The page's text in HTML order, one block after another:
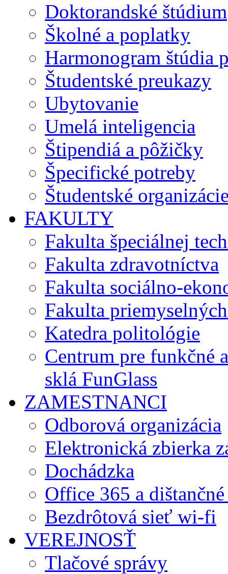
Doktorandské štúdium
Školné a poplatky
Harmonogram štúdia
Študentské preukazy
Ubytovanie
Umelá inteligencia
Štipendiá a pôžičky
Špecifické potreby
Študentské
FAKULTY
Fakulta špeciálnej
Fakulta zdravotníctva
Fakulta sociálno-
Fakulta
Katedra politológie
Centrum pre funkčné
sklá FunGlass
ZAMESTNANCI
Odborová organizácia
Elektronická zbierka
Dochádzka
Office 365 a
Bezdrôtová sieť wi-fi
VEREJNOSŤ
Tlačové správy